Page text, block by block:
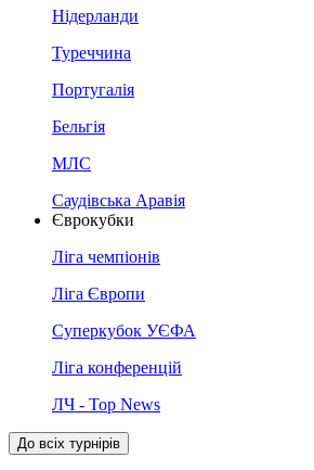
Нідерланди
Туреччина
Португалія
Бельгія
МЛС
Саудівська Аравія
Єврокубки
Ліга чемпіонів
Ліга Європи
Суперкубок УЄФА
Ліга конференцій
ЛЧ - Top News
До всіх турнірів